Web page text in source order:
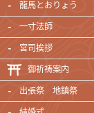
龍馬とおりょう
一寸法師
宮司挨拶
御祈祷案内
出張祭 地鎮祭